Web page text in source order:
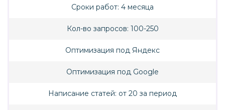
Сроки работ: 4 месяца
Кол-во запросов: 100-250
Оптимизация под Яндекс
Оптимизация под Google
Написание статей: от 20 за период